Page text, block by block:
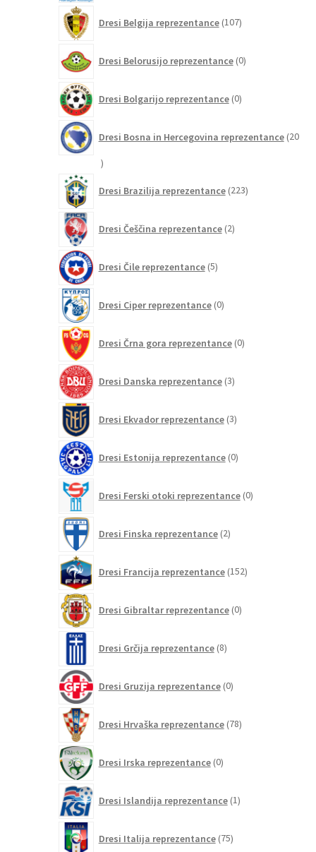
Dresi Belgija reprezentance 107izdelkov
Dresi Belorusijo reprezentance 0izdelkov
Dresi Bolgarijo reprezentance 0izdelkov
Dresi Bosna in Hercegovina reprezentance 20
20
Dresi Brazilija reprezentance 223izdelkov
Dresi Češčina reprezentance 2izdelka
Dresi Čile reprezentance 5izdelkov
Dresi Ciper reprezentance 0izdelkov
Dresi Črna gora reprezentance 0izdelkov
Dresi Danska reprezentance 3izdelki
Dresi Ekvador reprezentance 3izdelki
Dresi Estonija reprezentance 0izdelkov
Dresi Ferski otoki reprezentance 0izdelkov
Dresi Finska reprezentance 2izdelka
Dresi Francija reprezentance 152izdelkov
Dresi Gibraltar reprezentance 0izdelkov
Dresi Grčija reprezentance 8izdelkov
Dresi Gruzija reprezentance 0izdelkov
Dresi Hrvaška reprezentance 78izdelkov
Dresi Irska reprezentance 0izdelkov
Dresi Islandija reprezentance 1izdelek
Dresi Italija reprezentance 75izdelkov